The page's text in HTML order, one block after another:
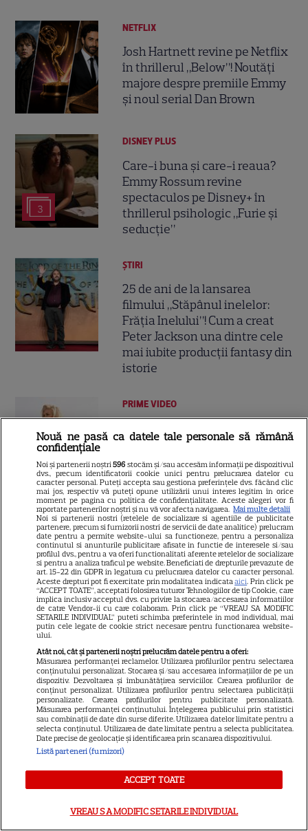
NETFLIX
Josh Hartnett revine pe Netflix
în thrillerul „Below”! Noutăți
majore despre premiile Emmy
și noul serial Dan Brown
3
DISNEY PLUS
Care-i buna și care-i reaua?
Emmy Rossum revine
spectaculos pe Disney+ în
thrillerul psihologic „Furie și
seducție”
ȘTIRI
25 de ani de la lansarea
filmului „Stăpânul inelelor:
Frăția Inelului”! Cum a creat
Peter Jackson una dintre cele
mai iubite producții fantasy din
istorie
PRIME VIDEO
Octavia Spencer și Hannah
Waddingham, într-un serial cu
asasini, umor și multă acțiune
7
VEDETE STRĂINE
Lansarea thrillerului SF
„Capătul Străzii Stejar”: Anne
Hathaway și Ewan McGregor,
înfruntare preistorică într-o
suburbie americană
6
Cum arăta Pământul când
scorpionii aveau doi metri?
Documentarul „Surviving
Earth” vine pe SkyShowtime
ŞTIRI
Nouă ne pasă ca datele tale personale să rămână
confidențiale
Noi și partenerii noștri596 stocăm și/sau accesăm informații pe dispozitivul
dvs., precum identificatorii cookie unici pentru prelucrarea datelor cu
caracter personal. Puteți accepta sau gestiona preferințele dvs. făcând clic
mai jos, respectiv vă puteți opune utilizării unui interes legitim în orice
moment pe pagina cu politica de confidențialitate. Aceste alegeri vor fi
raportate partenerilor noștri și nu vă vor afecta navigarea. Mai multe detalii
Noi si partenerii nostri (retelele de socializare si agentiile de publicitate
partenere, precum si furnizorii nostri de servicii de date analitice) prelucram
date pentru a permite website-ului sa functioneze, pentru a personaliza
continutul si anunturile publicitare afisate in functie de interesele si/sau
profilul dvs., pentru a va oferi functionalitati aferente retelelor de socializare
si pentru a analiza traficul pe website. Beneficiati de drepturile prevazute de
art. 15-22 din GDPR in legatura cu prelucrarea datelor cu caracter personal.
Aceste drepturi pot fi exercitate prin modalitatea indicataaici. Prin click pe
“ACCEPT TOATE”, acceptati folosirea tuturor Tehnologiilor de tip Cookie, care
implica inclusiv acceptul dvs. cu privire la stocarea/accesarea informatiilor
de catre Vendor-ii cu care colaboram. Prin click pe “VREAU SA MODIFIC
SETARILE INDIVIDUAL” puteti schimba preferintele in mod individual, mai
putin cele legate de cookie strict necesare pentru functionarea website-
ului.
Atât noi, cât și partenerii noștri prelucrăm datele pentru a oferi:
Măsurarea performanței reclamelor. Utilizarea profilurilor pentru selectarea
conținutului personalizat. Stocarea și/sau accesarea informațiilor de pe un
dispozitiv. Dezvoltarea și îmbunătățirea serviciilor. Crearea profilurilor de
conținut personalizat. Utilizarea profilurilor pentru selectarea publicității
personalizate. Crearea profilurilor pentru publicitate personalizată.
Măsurarea performanței conținutului. Înțelegerea publicului prin statistici
sau combinații de date din surse diferite. Utilizarea datelor limitate pentru a
selecta conținutul. Utilizarea de date limitate pentru a selecta publicitatea.
Date precise de geolocație și identificarea prin scanarea dispozitivului.
Listă parteneri (furnizori)
ACCEPT TOATE
VREAU SA MODIFIC SETARILE INDIVIDUAL